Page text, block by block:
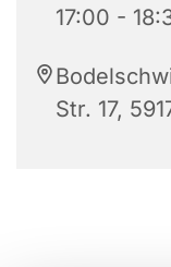
17:00 -
Str. 17,